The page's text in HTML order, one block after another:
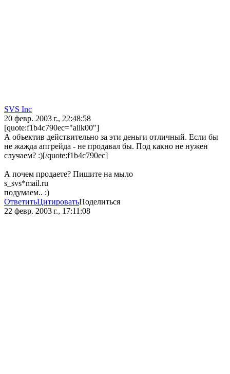
SVS Inc
20 февр. 2003 г., 22:48:58
[quote:f1b4c790ec="alik00"]
А объектив действительно за эти деньги отличный. Если бы
не жажда апгрейда - не продавал бы. Под какно не нужен
случаем? :)[/quote:f1b4c790ec]
А почем продаете? Пишите на мыло
s_svs*mail.ru
подумаем.. :)
ОтветитьЦитироватьПоделиться
22 февр. 2003 г., 17:11:08